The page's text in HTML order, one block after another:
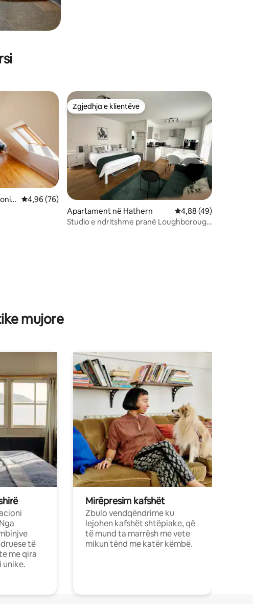
Vlerësimi mesatar 4,96 nga 5, 76 vlerësime
4,96 (76)
Zgjedhja e klientëve
Zgjedhja e klientëve
Apartament në Hathern Vlerësimi mesatar
4,88 (49)
Studio e ndritshme pranë Loughborough
mujore
të
me qira
unike.
Mirëpresim kafshët
Zbulo vendqëndrime ku
lejohen kafshët shtëpiake, që
të mund ta marrësh me vete
mikun tënd me katër këmbë.